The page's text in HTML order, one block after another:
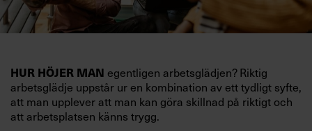
HUR HÖJER MAN egentligen arbetsglädjen? Riktig
arbetsglädje uppstår ur en kombination av ett tydligt syfte,
att man upplever att man kan göra skillnad på riktigt och
att arbetsplatsen känns trygg.